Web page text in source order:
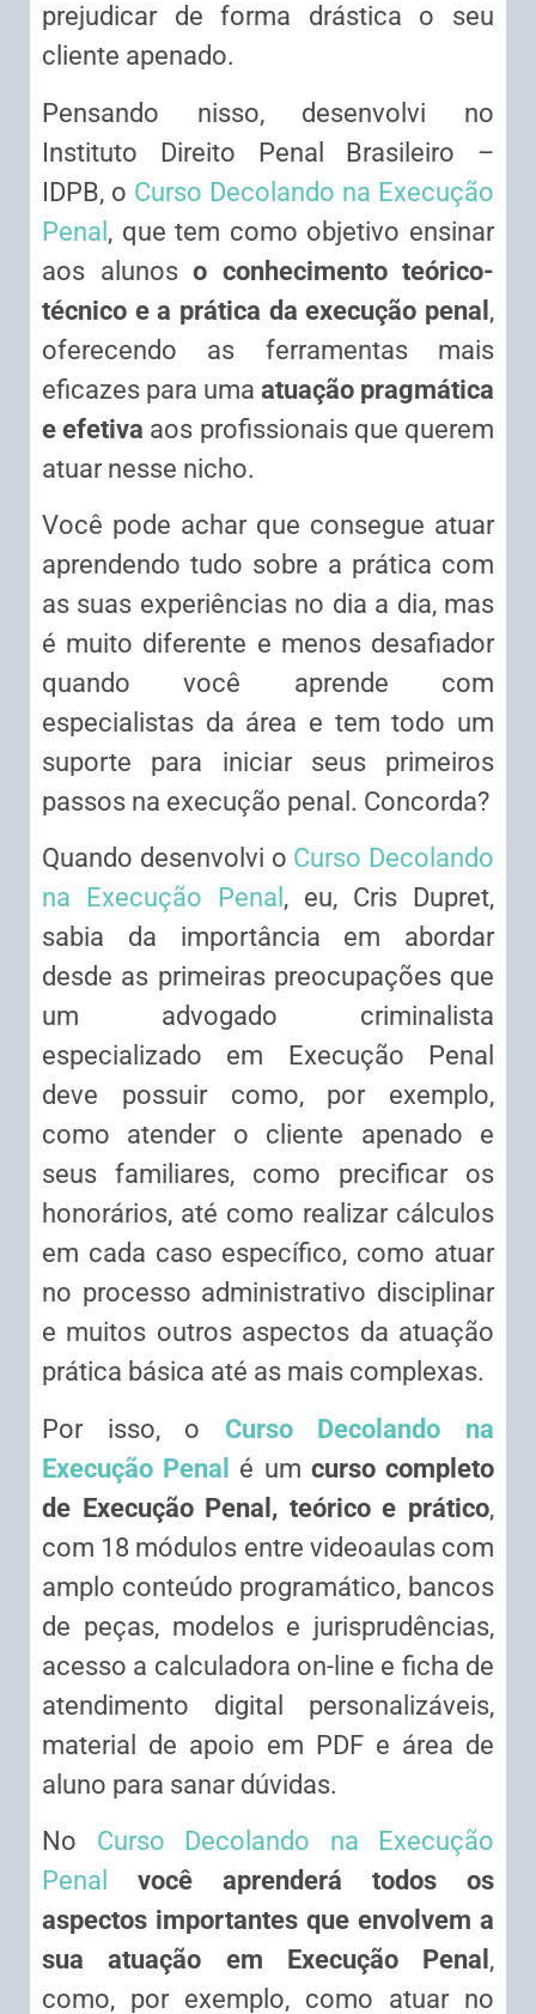
prejudicar de forma drástica o seu
cliente apenado.
Pensando nisso, desenvolvi no
Instituto Direito Penal Brasileiro –
IDPB, o Curso Decolando na Execução
Penal , que tem como objetivo ensinar
aos alunos o conhecimento teórico-
técnico e a prática da execução penal ,
oferecendo as ferramentas mais
eficazes para uma atuação pragmática
e efetiva aos profissionais que querem
atuar nesse nicho.
Você pode achar que consegue atuar
aprendendo tudo sobre a prática com
as suas experiências no dia a dia, mas
é muito diferente e menos desafiador
quando você aprende com
especialistas da área e tem todo um
suporte para iniciar seus primeiros
passos na execução penal. Concorda?
Quando desenvolvi o Curso Decolando
na Execução Penal , eu, Cris Dupret,
sabia da importância em abordar
desde as primeiras preocupações que
um advogado criminalista
especializado em Execução Penal
deve possuir como, por exemplo,
como atender o cliente apenado e
seus familiares, como precificar os
honorários, até como realizar cálculos
em cada caso específico, como atuar
no processo administrativo disciplinar
e muitos outros aspectos da atuação
prática básica até as mais complexas.
Por isso, o Curso Decolando na
Execução Penal
é um curso completo
de Execução Penal, teórico e prático,
com 18 módulos entre videoaulas com
amplo conteúdo programático, bancos
de peças, modelos e jurisprudências,
acesso a calculadora on-line e ficha de
atendimento digital personalizáveis,
material de apoio em PDF e área de
aluno para sanar dúvidas.
No Curso Decolando na Execução
Penal
você aprenderá todos os
aspectos importantes que envolvem a
sua atuação em Execução Penal ,
como, por exemplo, como atuar no